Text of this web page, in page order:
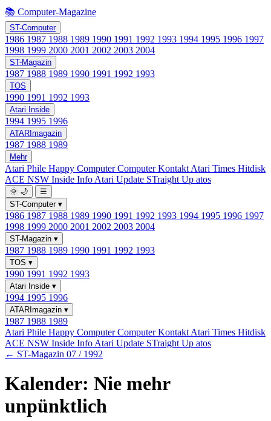
📚 Computer-Magazine
ST-Computer
1986 1987 1988 1989 1990 1991 1992 1993 1994 1995 1996 1997
1998 1999 2000 2001 2002 2003 2004
ST-Magazin
1987 1988 1989 1990 1991 1992 1993
TOS
1990 1991 1992 1993
Atari Inside
1994 1995 1996
ATARImagazin
1987 1988 1989
Mehr
Atari Phile Happy ComputerComputer Kontakt Atari Times Hitdisk
ACE NSW Inside Info Atari Update STraight Up atos
🌞 🌙
☰
ST-Computer ▾
1986 1987 1988 1989 1990 1991 1992 1993 1994 1995 1996 1997
1998 1999 2000 2001 2002 2003 2004
ST-Magazin ▾
1987 1988 1989 1990 1991 1992 1993
TOS ▾
1990 1991 1992 1993
Atari Inside ▾
1994 1995 1996
ATARImagazin ▾
1987 1988 1989
Atari Phile Happy ComputerComputer Kontakt Atari Times Hitdisk
ACE NSW Inside Info Atari Update STraight Up atos
← ST-Magazin 07 / 1992
Kalender: Nie mehr
unpünktlich